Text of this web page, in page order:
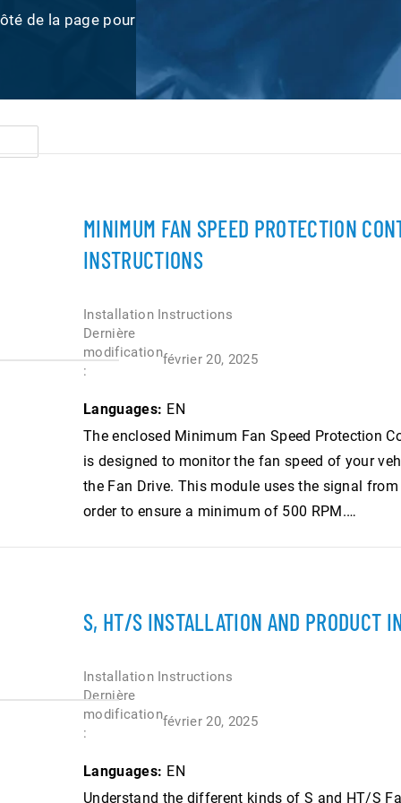
de la page pour
MINIMUM FAN SPEED PROTECTION
INSTRUCTIONS
Installation Instructions
Dernière
modification
:
février 20, 2025
Languages: EN
The enclosed Minimum Fan Speed Protection
is designed to monitor the fan speed of your
the Fan Drive. This module uses the signal
order to ensure a minimum of 500 RPM.…
S, HT/S INSTALLATION AND PRODUCT
Installation Instructions
Dernière
modification
:
février 20, 2025
Languages: EN
Understand the different kinds of S and HT/S